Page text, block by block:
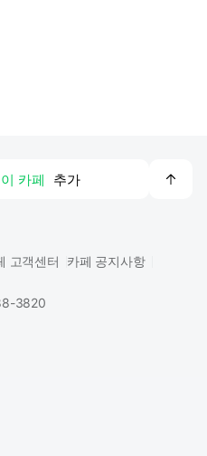
이 카페 추가
고객센터
카페 공지사항
3820